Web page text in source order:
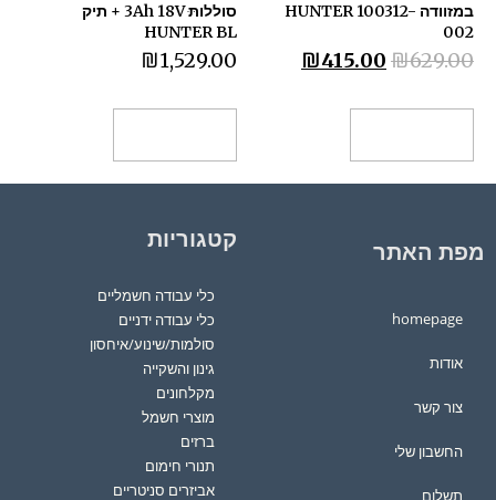
במזוודה HUNTER 100312-
002
₪629.00
₪415.00
סוללותּּ 3Ah 18V + תיק
HUNTER BL
₪1,529.00
מפת האתר
homepage
אודות
צור קשר
החשבון שלי
תשלום
קטגוריות
כלי עבודה חשמליים
כלי עבודה ידניים
סולמות/שינוע/איחסון
גינון והשקייה
מקלחונים
מוצרי חשמל
ברזים
תנורי חימום
אביזרים סניטריים